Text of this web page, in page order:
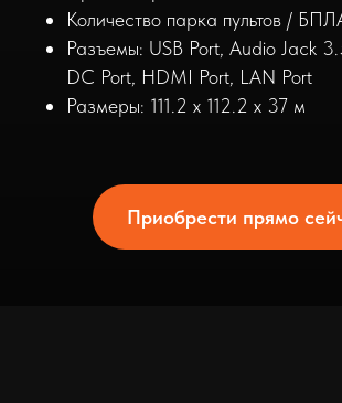
Количество парка пультов /
Разъемы: USB Port, Audio Jack
DC Port, HDMI Port, LAN Port
Размеры: 111.2 x 112.2 x 37 м
Приобрести прямо